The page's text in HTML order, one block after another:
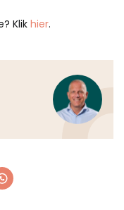
Klik hier.